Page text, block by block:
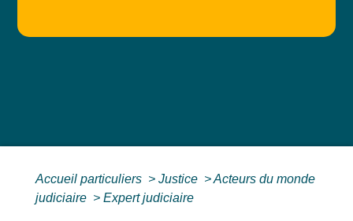
Accueil particuliers > Justice >Acteurs du monde
judiciaire > Expert judiciaire